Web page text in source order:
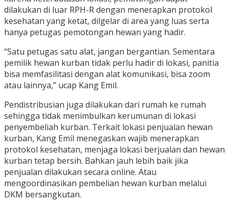
dilakukan di luar RPH-R dengan menerapkan protokol
kesehatan yang ketat, dilgelar di area yang luas serta
hanya petugas pemotongan hewan yang hadir.
“Satu petugas satu alat, jangan bergantian. Sementara
pemilik hewan kurban tidak perlu hadir di lokasi, panitia
bisa memfasilitasi dengan alat komunikasi, bisa zoom
atau lainnya,” ucap Kang Emil.
Pendistribusian juga dilakukan dari rumah ke rumah
sehingga tidak menimbulkan kerumunan di lokasi
penyembeliah kurban. Terkait lokasi penjualan hewan
kurban, Kang Emil menegaskan wajib menerapkan
protokol kesehatan, menjaga lokasi berjualan dan hewan
kurban tetap bersih. Bahkan jauh lebih baik jika
penjualan dilakukan secara online. Atau
mengoordinasikan pembelian hewan kurban melalui
DKM bersangkutan.